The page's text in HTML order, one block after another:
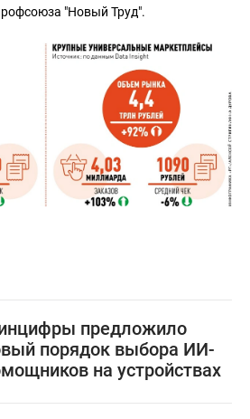
"Новый Труд".
предложило
порядок выбора ИИ-
на устройствах